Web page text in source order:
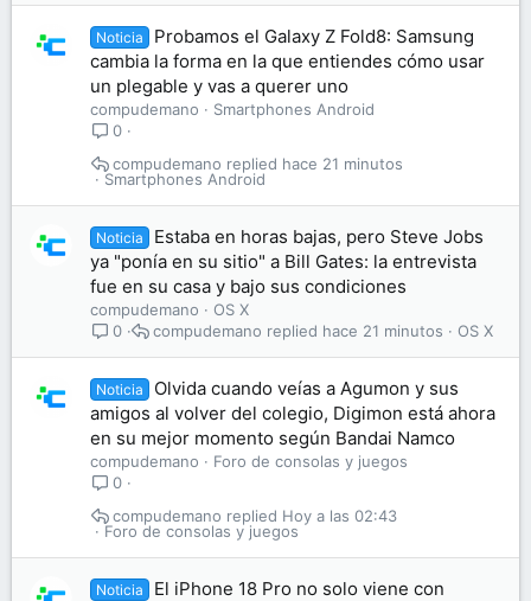
Noticia
Probamos el Galaxy Z Fold8: Samsung
cambia la forma en la que entiendes cómo usar
un plegable y vas a querer uno
compudemano
Smartphones Android
0
Smartphones Android
hace 21 minutos
compudemano
Noticia
Estaba en horas bajas, pero Steve Jobs
ya "ponía en su sitio" a Bill Gates: la entrevista
fue en su casa y bajo sus condiciones
compudemano
OS X
0
OS X
hace 21 minutos
compudemano
Noticia
Olvida cuando veías a Agumon y sus
amigos al volver del colegio, Digimon está ahora
en su mejor momento según Bandai Namco
compudemano
Foro de consolas y juegos
0
Foro de consolas y juegos
Hoy a las 02:43
compudemano
Noticia
El iPhone 18 Pro no solo viene con